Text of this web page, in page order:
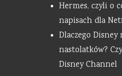
Hermes, czyli o
napisach dla
Dlaczego
nastolatków?
Disney Channel